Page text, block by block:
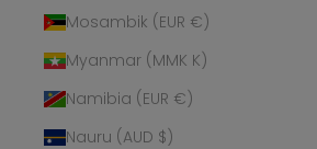
Mosambik (EUR €)
Myanmar (MMK K)
Namibia (EUR €)
Nauru (AUD $)